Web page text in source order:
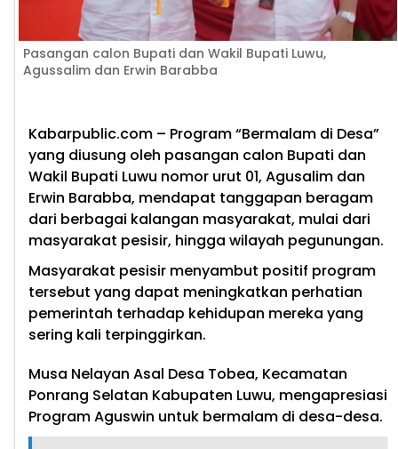
Pasangan calon Bupati dan Wakil Bupati Luwu,
Agussalim dan Erwin Barabba
Kabarpublic.com – Program “Bermalam di Desa”
yang diusung oleh pasangan calon Bupati dan
Wakil Bupati Luwu nomor urut 01, Agusalim dan
Erwin Barabba, mendapat tanggapan beragam
dari berbagai kalangan masyarakat, mulai dari
masyarakat pesisir, hingga wilayah pegunungan.
Masyarakat pesisir menyambut positif program
tersebut yang dapat meningkatkan perhatian
pemerintah terhadap kehidupan mereka yang
sering kali terpinggirkan.
Musa Nelayan Asal Desa Tobea, Kecamatan
Ponrang Selatan Kabupaten Luwu, mengapresiasi
Program Aguswin untuk bermalam di desa-desa.